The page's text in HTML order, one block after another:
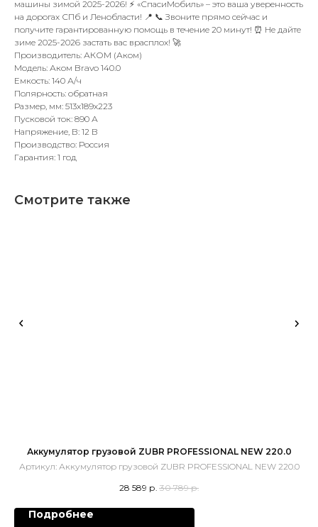
машины зимой 2025-2026! ⚡ «СпасиМобиль» – это ваша уверенность
на дорогах СПб и Ленобласти! 📍 📞 Звоните прямо сейчас и
получите гарантированную помощь в течение 20 минут! ⏰ Не дайте
зиме 2025-2026 застать вас врасплох! 🚀
Производитель: АКОМ (Аком)
Модель: Аком Bravo 140.0
Емкость: 140 А/ч
Полярность: обратная
Размер, мм: 513x189x223
Пусковой ток: 890 А
Напряжение, В: 12 В
Производство: Россия
Гарантия: 1 год
Смотрите также
Аккумулятор грузовой ZUBR PROFESSIONAL NEW 220.0
Артикул: Аккумулятор грузовой ZUBR PROFESSIONAL NEW 220.0
28 589 р. 30 789 р.
Подробнее